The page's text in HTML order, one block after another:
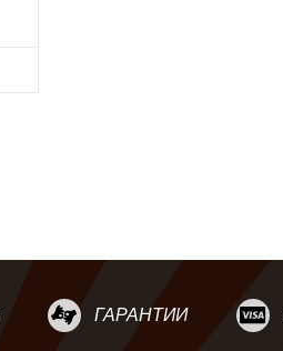
ГАРАНТИИ